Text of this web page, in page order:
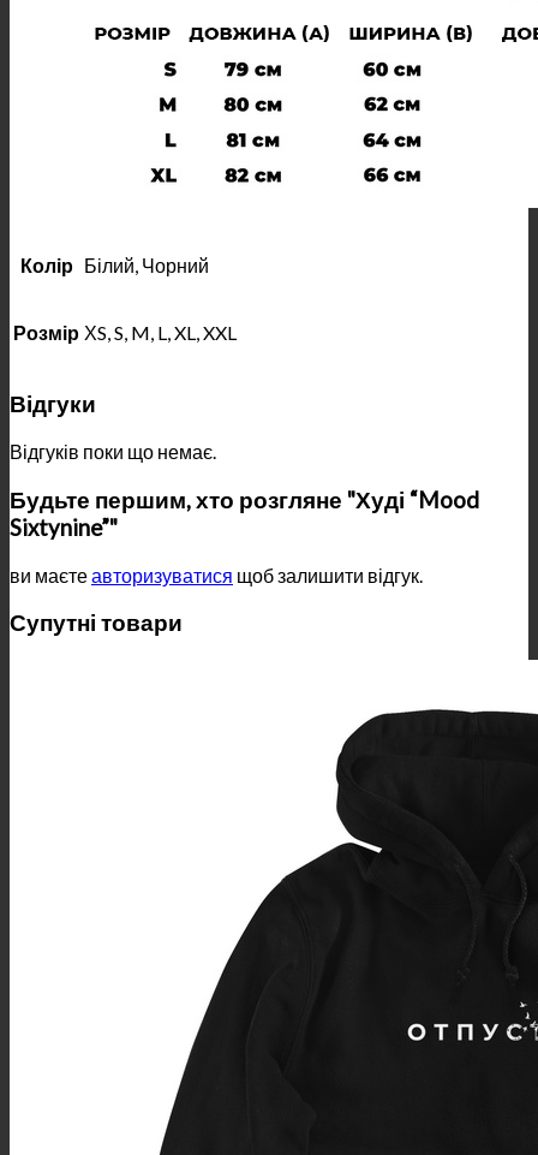
Колір Білий, Чорний
Розмір ХS, S, M, L, XL, XXL
Відгуки
Відгуків поки що немає.
Будьте першим, хто розгляне "Худі “Mood
Sixtynine”"
ви маєтеавторизуватися щоб залишити відгук.
Супутні товари